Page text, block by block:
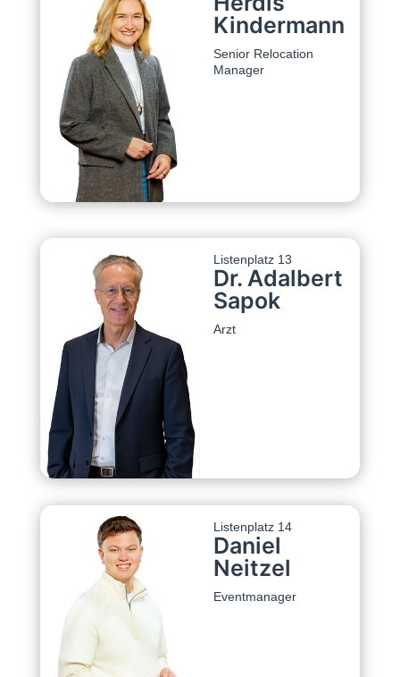
Kindermann
Senior Relocation
Manager
Listenplatz 13
Dr. Adalbert
Sapok
Arzt
Listenplatz 14
Daniel
Neitzel
Eventmanager